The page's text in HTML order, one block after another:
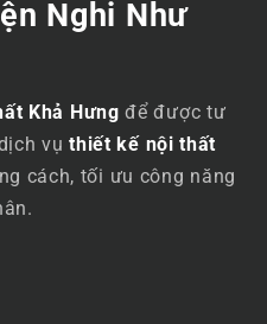
Nghi Như
Khả Hưng để được tư
vụthiết kế nội thất
cách, tối ưu công năng